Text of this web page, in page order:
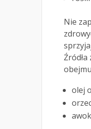
Nie
Źródła
olej